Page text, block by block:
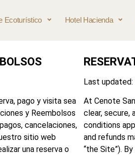
Ecoturístico Hotel Hacienda
pago y visita sea
y Reembolsos
cancelaciones,
sitio web
una reserva o
Last updated:
At Cenote
clear, secure,
conditions
and refunds
“the Site”).